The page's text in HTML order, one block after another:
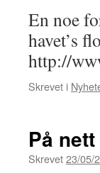
En noe
havet’s
http://
Skrevet i
På
Skrevet23/05/